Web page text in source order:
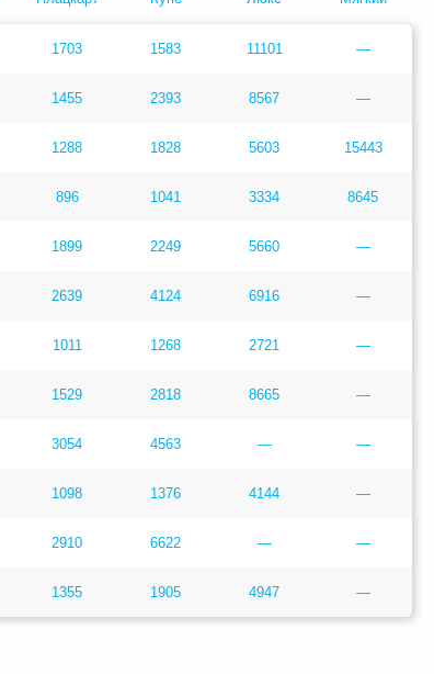
1703 1583 11101 —
1455 2393 8567 —
1288 1828 5603 15443
896 1041 3334 8645
1899 2249 5660 —
2639 4124 6916 —
1011 1268 2721 —
1529 2818 8665 —
3054 4563 — —
1098 1376 4144 —
2910 6622 — —
1355 1905 4947 —